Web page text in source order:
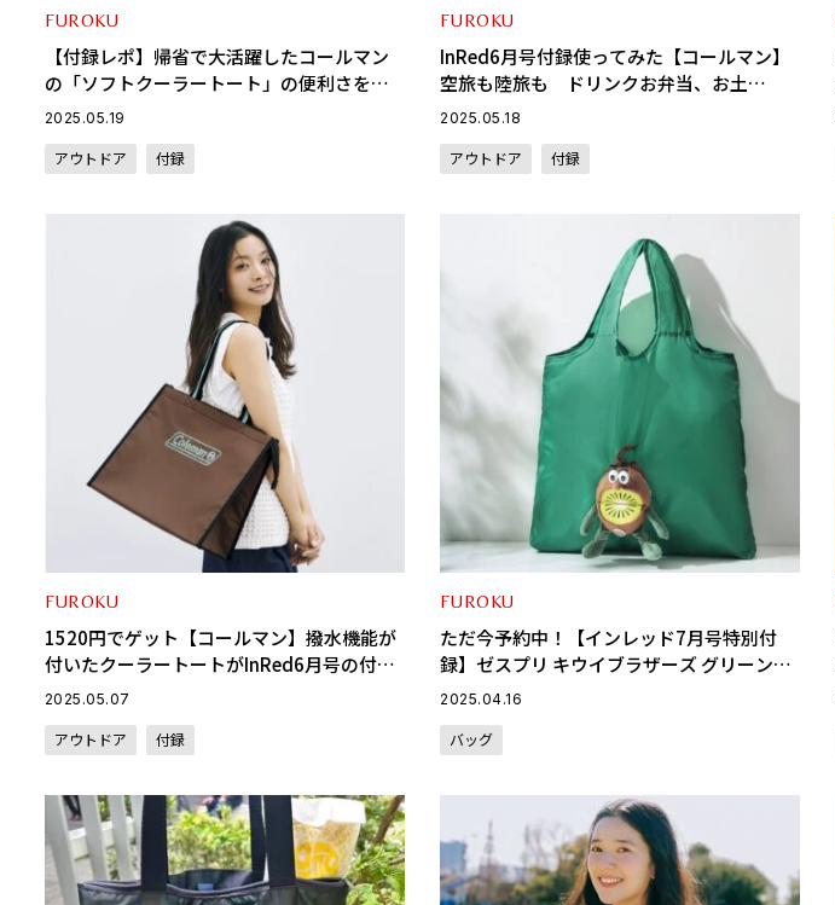
FUROKU
【付録レポ】帰省で大活躍したコールマン
の「ソフトクーラートート」の便利さを語
りたい
2025.05.19
アウトドア 付録
FUROKU
InRed6月号付録使ってみた【コールマン】
空旅も陸旅も ドリンクお弁当、お土
産……底が安定している撥水加工付きの保
2025.05.18
アウトドア 付録
FUROKU
1520円でゲット【コールマン】撥水機能が
付いたクーラートートがInRed6月号の付録
に登場！
2025.05.07
アウトドア 付録
FUROKU
ただ今予約中！【インレッド7月号特別付
録】ゼスプリ キウイブラザーズ グリーン
の“ぬいぐるみエコバッグ”が登場！
2025.04.16
バッグ